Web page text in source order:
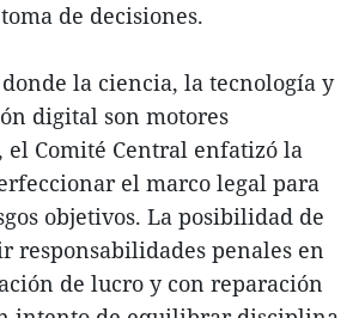
de decisiones.
la ciencia, la tecnología y
digital son motores
Comité Central enfatizó la
el marco legal para
objetivos. La posibilidad de
responsabilidades penales en
de lucro y con reparación